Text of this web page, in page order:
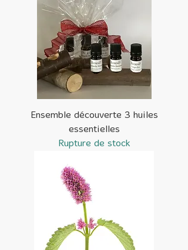
Ensemble découverte 3 huiles
essentielles
Rupture de stock